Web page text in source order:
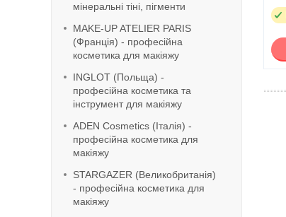
мінеральні тіні, пігменти
MAKE-UP ATELIER PARIS
(Франція) - професійна
косметика для макіяжу
INGLOT (Польща) -
професійна косметика та
інструмент для макіяжу
ADEN Cosmetics (Італія) -
професійна косметика для
макіяжу
STARGAZER (Великобританія)
- професійна косметика для
макіяжу